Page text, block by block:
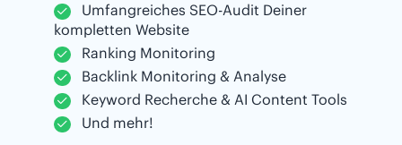
Umfangreiches SEO-Audit Deiner
kompletten Website
Ranking Monitoring
Backlink Monitoring & Analyse
Keyword Recherche & AI Content Tools
Und mehr!